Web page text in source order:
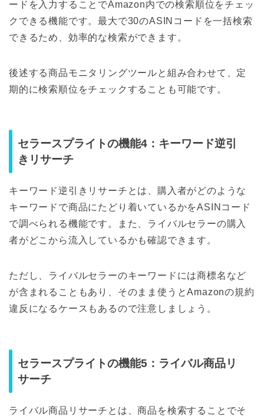
ードを入力することでAmazon内での検索順位をチェッ
クできる機能です。最大で30のASINコードを一括検索
できるため、効率的な検索ができます。
後述する商品モニタリングツールと組み合わせて、定
期的に検索順位をチェックすることも可能です。
セラースプライトの機能4：キーワード逆引
きリサーチ
キーワード逆引きリサーチとは、購入者がどのような
キーワードで商品にたどり着いているかをASINコード
で調べられる機能です。また、ライバルセラーの購入
者がどこから流入しているかも確認できます。
ただし、ライバルセラーのキーワードには商標名など
が含まれることもあり、そのまま使うとAmazonの規約
違反になるケースもあるので注意しましょう。
セラースプライトの機能5：ライバル商品リ
サーチ
ライバル商品リサーチとは、商品を検索することでそ